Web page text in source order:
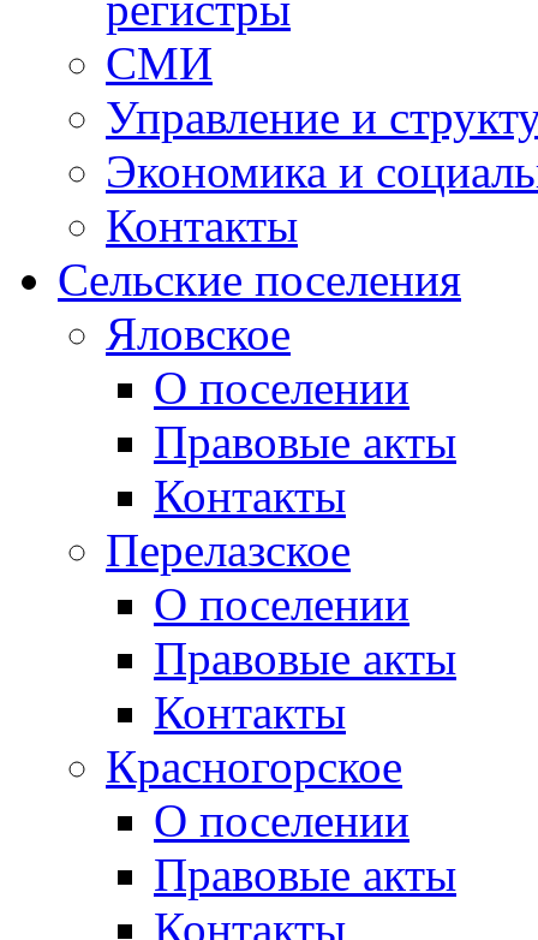
СМИ
Управление и
Экономика и
Контакты
Сельские поселения
Яловское
О поселении
Правовые акты
Контакты
Перелазское
О поселении
Правовые акты
Контакты
Красногорское
О поселении
Правовые акты
Контакты